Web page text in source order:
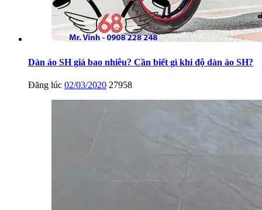
Dàn áo SH giá bao nhiêu? Cần biết gì khi độ dàn áo SH?
Đăng lúc 02/03/2020 27958